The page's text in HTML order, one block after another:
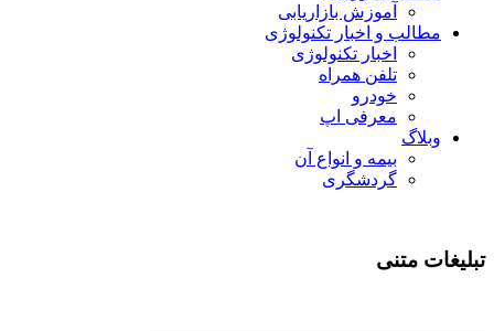
آموزش بازاریابی
مطالب و اخبار تکنولوژی
اخبار تکنولوژی
تلفن همراه
خودرو
معرفی اپ
وبلاگ
بیمه و انواع آن
گردشگری
تبلیغات متنی